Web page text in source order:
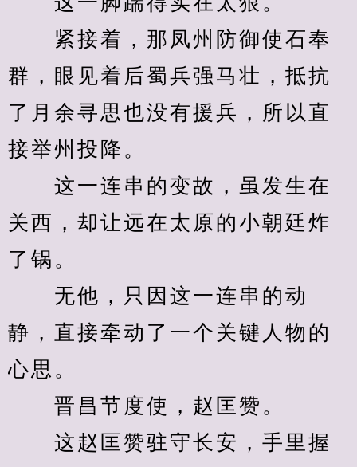
紧接着，那凤州防御使石奉
群，眼见着后蜀兵强马壮，抵抗
了月余寻思也没有援兵，所以直
接举州投降。
这一连串的变故，虽发生在
关西，却让远在太原的小朝廷炸
了锅。
无他，只因这一连串的动
静，直接牵动了一个关键人物的
心思。
晋昌节度使，赵匡赞。
这赵匡赞驻守长安，手里握